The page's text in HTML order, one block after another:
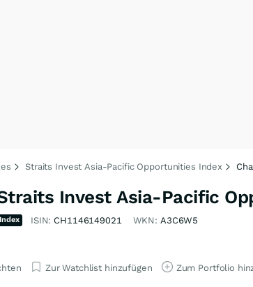
Straits Invest Asia-Pacific Opportunities Index
Invest Asia-Pacific
Index ISIN: CH1146149021 WKN: A3C6W5
Zur Watchlist hinzufügen Zum Portfolio